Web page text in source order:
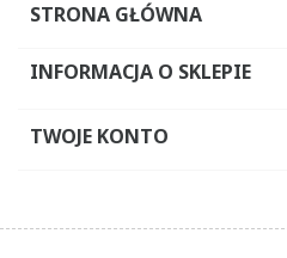
STRONA GŁÓWNA
INFORMACJA O SKLEPIE
TWOJE KONTO